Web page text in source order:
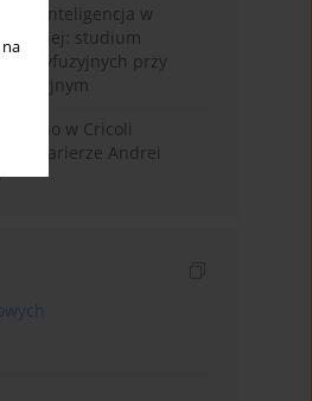
inteligencja w
studium
dyfuzyjnych przy
w Cricoli
ku karierze Andrei